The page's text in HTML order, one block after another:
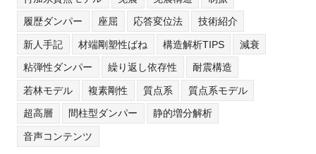
履歴ダンパー 座屈 応答変位法 技術紹介
新人手記 材端剛塑性ばね 構造解析TIPS 減衰
粘弾性ダンパー 繰り返し依存性 耐震構造
若林モデル 複素剛性 質点系 質点系モデル
超高層 間柱型ダンパー 静的増分解析
音声コンテンツ